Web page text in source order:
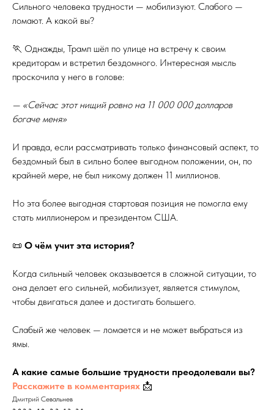
Сильного человека трудности — мобилизуют. Слабого —
ломают. А какой вы?
🏃 Однажды, Трамп шёл по улице на встречу к своим
кредиторам и встретил бездомного. Интересная мысль
проскочила у него в голове:
— «Сейчас этот нищий ровно на 11 000 000 долларов
богаче меня»
И правда, если рассматривать только финансовый аспект, то
бездомный был в сильно более выгодном положении, он, по
крайней мере, не был никому должен 11 миллионов.
Но эта более выгодная стартовая позиция не помогла ему
стать миллионером и президентом США.
📜 О чём учит эта история?
Когда сильный человек оказывается в сложной ситуации, то
она делает его сильней, мобилизует, является стимулом,
чтобы двигаться далее и достигать большего.
Слабый же человек — ломается и не может выбраться из
ямы.
А какие самые большие трудности преодолевали вы?
Расскажите в комментариях 📩
Дмитрий Севальнев